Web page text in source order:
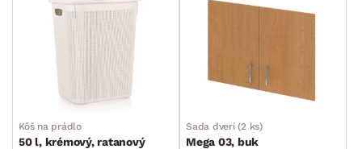
Kôš na prádlo
50 l, krémový, ratanový
Sada dverí (2 ks)
Mega 03, buk